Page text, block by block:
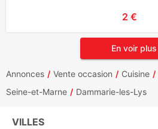
2 €
En voir plus
Annonces Vente occasion Cuisine
Seine-et-Marne
Dammarie-les-Lys
VILLES